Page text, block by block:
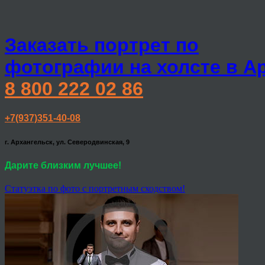
Заказать портрет по
фотографии на холсте в
8 800 222 02 86
+7(937)351-40-08
г. Архангельск, ул. Северодвинская, 9
Дарите близким лучшее!
Статуэтка по фото с портретным сходством!